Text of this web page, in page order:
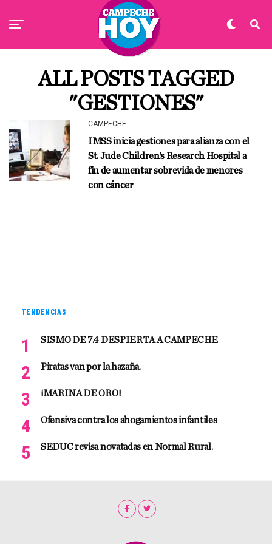
ALL POSTS TAGGED
"GESTIONES"
CAMPECHE
IMSS inicia gestiones para alianza con el
St. Jude Children’s Research Hospital a
fin de aumentar sobrevida de menores
con cáncer
TENDENCIAS
SISMO DE 7.4 DESPIERTA A CAMPECHE
Piratas van por la hazaña.
¡MARINA DE ORO!
Ofensiva contra los ahogamientos infantiles
SEDUC revisa novatadas en Normal Rural.